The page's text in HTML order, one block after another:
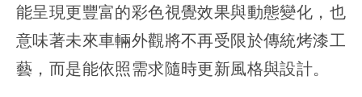
能呈現更豐富的彩色視覺效果與動態變化，也
意味著未來車輛外觀將不再受限於傳統烤漆工
藝，而是能依照需求隨時更新風格與設計。